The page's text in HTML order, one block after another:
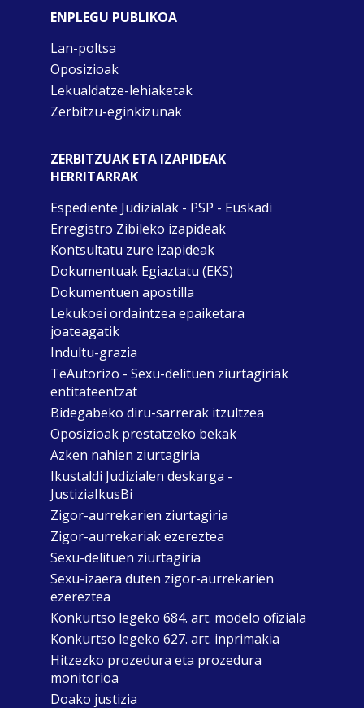
ENPLEGU PUBLIKOA
Lan-poltsa
Oposizioak
Lekualdatze-lehiaketak
Zerbitzu-eginkizunak
ZERBITZUAK ETA IZAPIDEAK
HERRITARRAK
Espediente Judizialak - PSP - Euskadi
Erregistro Zibileko izapideak
Kontsultatu zure izapideak
Dokumentuak Egiaztatu (EKS)
Dokumentuen apostilla
Lekukoei ordaintzea epaiketara
joateagatik
Indultu-grazia
TeAutorizo - Sexu-delituen ziurtagiriak
entitateentzat
Bidegabeko diru-sarrerak itzultzea
Oposizioak prestatzeko bekak
Azken nahien ziurtagiria
Ikustaldi Judizialen deskarga -
JustiziaIkusBi
Zigor-aurrekarien ziurtagiria
Zigor-aurrekariak ezereztea
Sexu-delituen ziurtagiria
Sexu-izaera duten zigor-aurrekarien
ezereztea
Konkurtso legeko 684. art. modelo ofiziala
Konkurtso legeko 627. art. inprimakia
Hitzezko prozedura eta prozedura
monitorioa
Doako justizia